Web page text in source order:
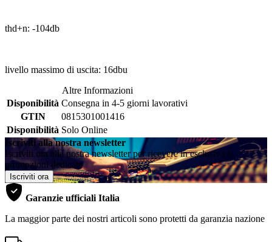
thd+n: -104db
livello massimo di uscita: 16dbu
Altre Informazioni
Disponibilità Consegna in 4-5 giorni lavorativi
GTIN
0815301001416
Disponibilità Solo Online
Iscriviti alla nostra newsletter
Iscriviti ora alla nostra newsletter per ricevere in esclusiva le
promozioni dedicate
Iscriviti ora
Garanzie ufficiali Italia
La maggior parte dei nostri articoli sono protetti da garanzia nazione